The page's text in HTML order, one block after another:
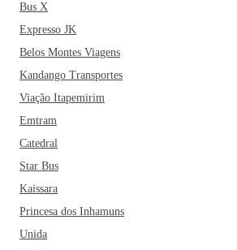
Bus X
Expresso JK
Belos Montes Viagens
Kandango Transportes
Viação Itapemirim
Emtram
Catedral
Star Bus
Kaissara
Princesa dos Inhamuns
Unida